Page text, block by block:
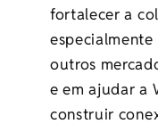
fortalecer a
especialmente
outros
e em ajudar a
construir